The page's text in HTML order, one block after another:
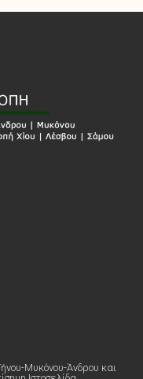
Μυκόνου-Άνδρου και